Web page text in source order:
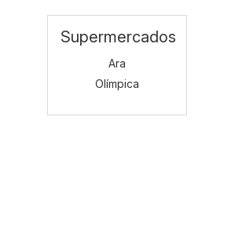
Supermercados
Ara
Olímpica